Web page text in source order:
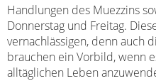
Handlungen des Muezzins
Donnerstag und Freitag.
vernachlässigen, denn auch
brauchen ein Vorbild, wenn
alltäglichen Leben